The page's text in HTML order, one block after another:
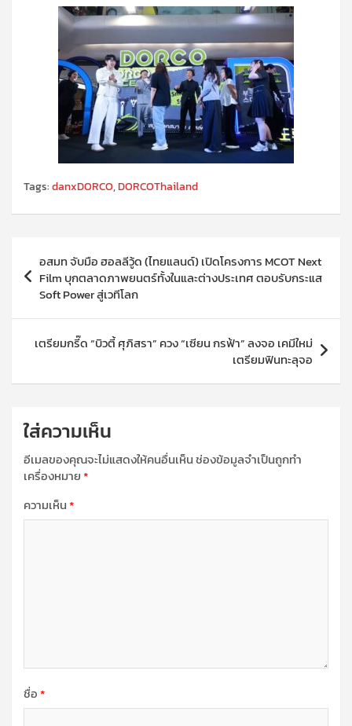
Tags:danxDORCO,DORCOThailand
เรื่องอสมท จับมือ ฮอลลีวู้ด (ไทยแลนด์) เปิดโครงการ MCOT Next
Film บุกตลาดภาพยนตร์ทั้งในและต่างประเทศ ตอบรับกระแส
Soft Power สู่เวทีโลก
เตรียมกรี๊ด “บิวตี้ ศุภิสรา” ควง “เซียน กรฟ้า” ลงจอ เคมีใหม่
เตรียมฟินทะลุจอ
ใส่ความเห็น
อีเมลของคุณจะไม่แสดงให้คนอื่นเห็นช่องข้อมูลจำเป็นถูกทำ
เครื่องหมาย*
ความเห็น*
ชื่อ*